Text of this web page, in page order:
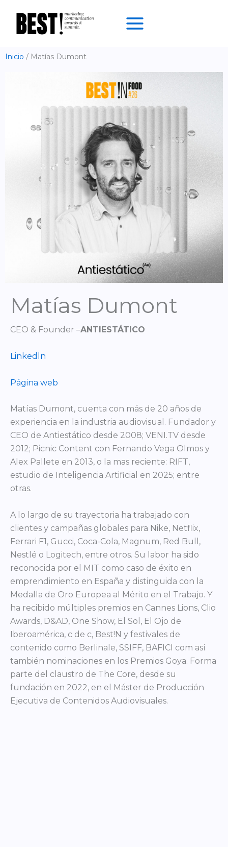
contenido
Inicio Matías Dumont
Matías Dumont
CEO & Founder –ANTIESTÁTICO
Linkedln
Página web
Matías Dumont, cuenta con más de 20 años de
experiencia en la industria audiovisual. Fundador y
CEO de Antiestático desde 2008; VENI.TV desde
2012; Picnic Content con Fernando Vega Olmos y
Alex Pallete en 2013, o la mas reciente: RIFT,
estudio de Inteligencia Artificial en 2025; entre
otras.
A lo largo de su trayectoria ha trabajado con
clientes y campañas globales para Nike, Netflix,
Ferrari F1, Gucci, Coca-Cola, Magnum, Red Bull,
Nestlé o Logitech, entre otros. Su labor ha sido
reconocida por el MIT como caso de éxito en
emprendimiento en España y distinguida con la
Medalla de Oro Europea al Mérito en el Trabajo. Y
ha recibido múltiples premios en Cannes Lions, Clio
Awards, D&AD, One Show, El Sol, El Ojo de
Iberoamérica, c de c, Best!N y festivales de
contenido como Berlinale, SSIFF, BAFICI com así
también nominaciones en los Premios Goya. Forma
parte del claustro de The Core, desde su
fundación en 2022, en el Máster de Producción
Ejecutiva de Contenidos Audiovisuales.